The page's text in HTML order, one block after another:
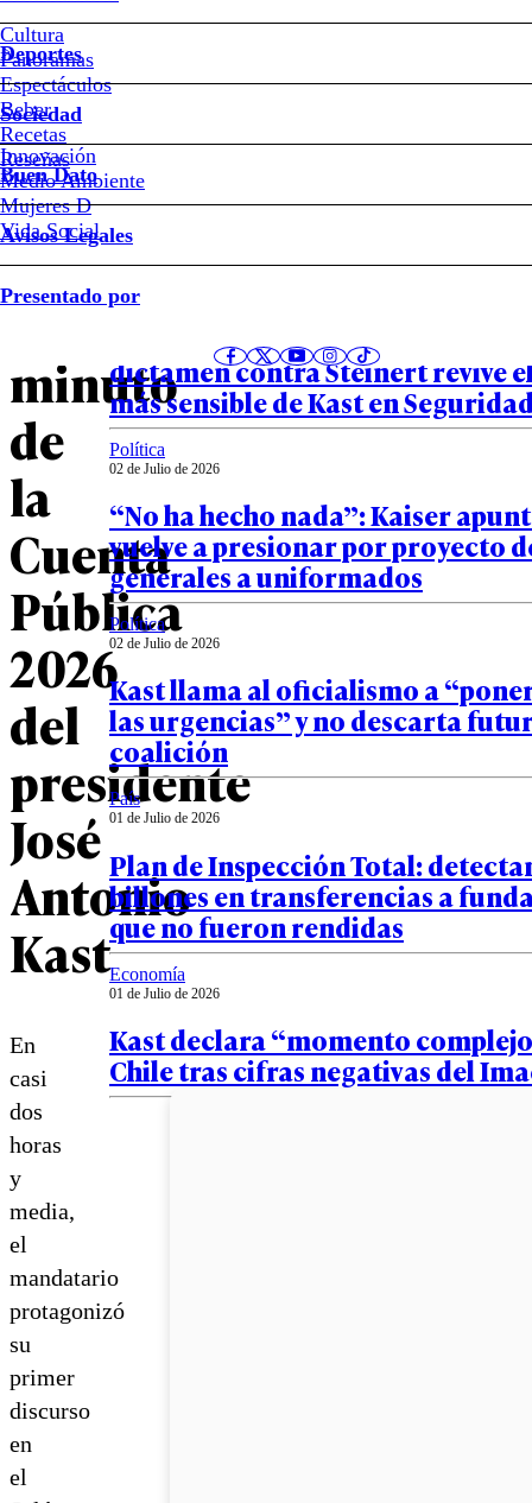
Cultura
Panoramas
Espectáculos
Beber
Recetas
Reseñas
Deportes
Sociedad
Innovación
Medio Ambiente
Mujeres D
Vida Social
Buen Dato
Avisos Legales
Presentado por
#José
Antonio
Kast
Revisa
el
minuto
a
minuto
de
la
Cuenta
Pública
2026
del
presidente
José
Antonio
Kast
En
casi
dos
horas
y
media,
el
mandatario
protagonizó
su
primer
discurso
en
el
Notas relacionadas
02 de Julio de 2026
La herida que la Contraloría
dictamen contra Steinert revive
más sensible de Kast en
Política
02 de Julio de 2026
“No ha hecho nada”: Kaiser
vuelve a presionar por proyecto
generales a uniformados
Política
02 de Julio de 2026
Kast llama al oficialismo a
las urgencias” y no descarta
coalición
País
01 de Julio de 2026
Plan de Inspección Total:
billones en transferencias a
que no fueron rendidas
Economía
01 de Julio de 2026
Kast declara “momento
Chile tras cifras negativas del